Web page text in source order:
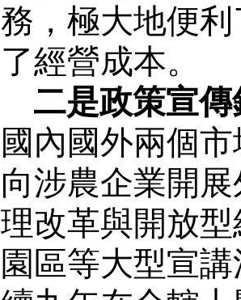
務，極大地便
了經營成本。
二是政策宣
國內國外兩個
向涉農企業開
理改革與開放
園區等大型宣